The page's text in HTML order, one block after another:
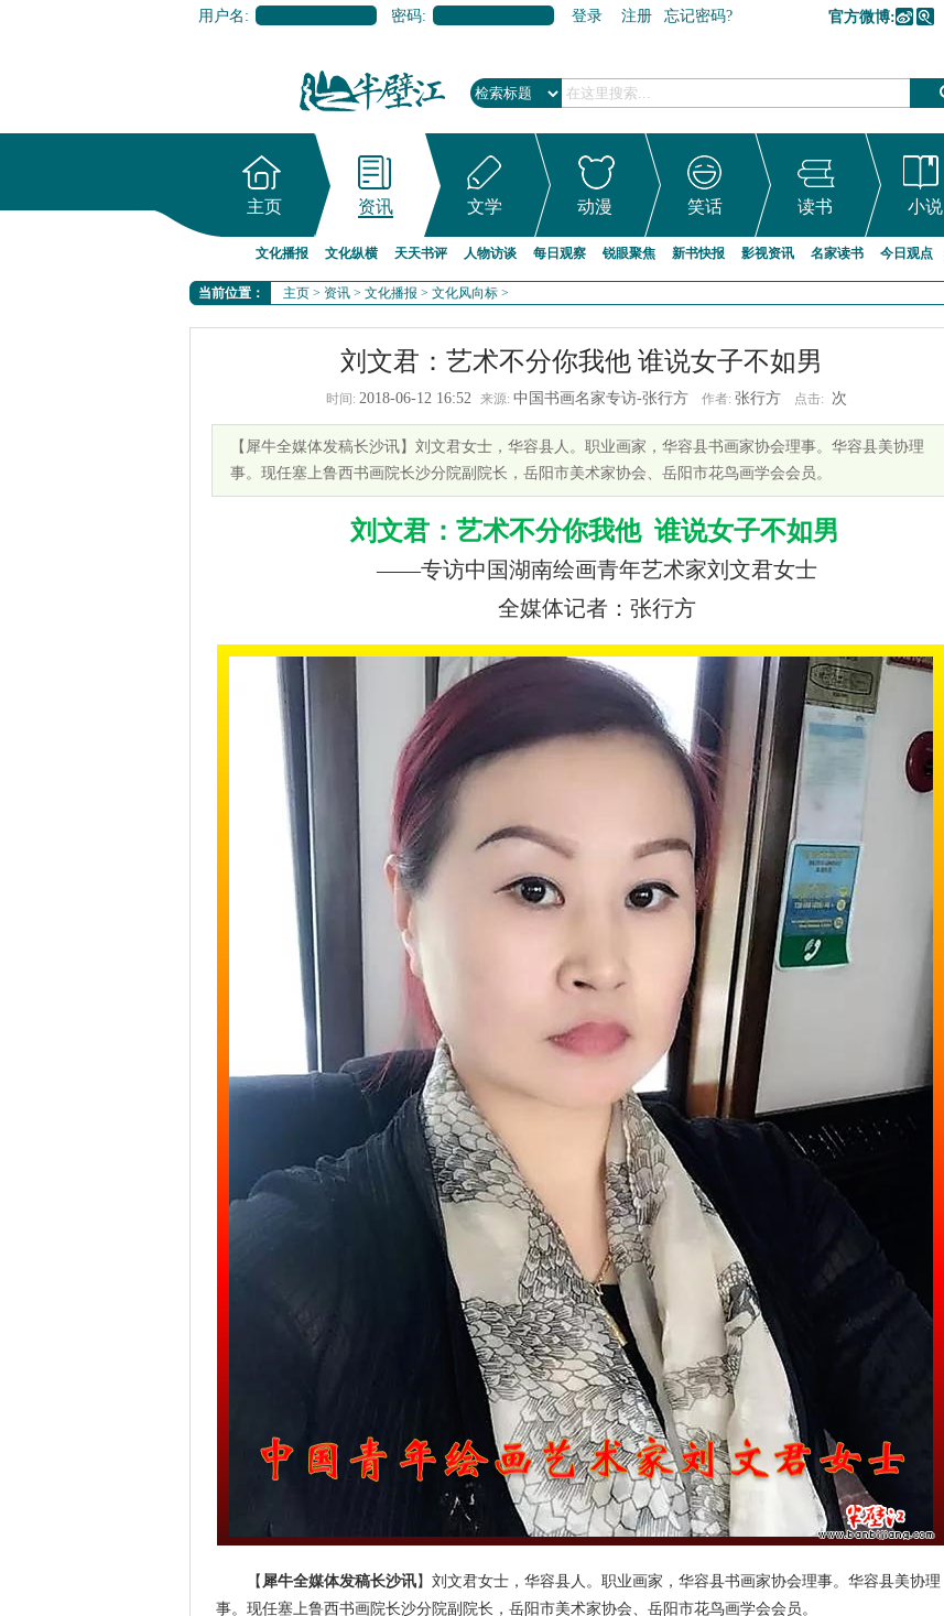
用户名: 密码: 登录 注册 忘记密码? 官方微博:
主页 资讯 文学 动漫 笑话 读书 小说
文化播报 文化纵横 天天书评 人物访谈 每日观察 锐眼聚焦 新书快报 影视资讯 名家读书 今日观点
当前位置： 主页 > 资讯 > 文化播报 > 文化风向标 >
刘文君：艺术不分你我他 谁说女子不如男
时间: 2018-06-12 16:52 来源: 中国书画名家专访-张行方 作者: 张行方 点击: 次
【犀牛全媒体发稿长沙讯】刘文君女士，华容县人。职业画家，华容县书画家协会理事。华容县美协理
事。现任塞上鲁西书画院长沙分院副院长，岳阳市美术家协会、岳阳市花鸟画学会会员。
刘文君：艺术不分你我他 谁说女子不如男
——专访中国湖南绘画青年艺术家刘文君女士
全媒体记者：张行方
【 犀牛全媒体发稿长沙讯】刘文君女士，华容县人 。职业画家，华容县书画家协会理事。华容县美协理
事。现任塞上鲁西书画院长沙分院副院长，岳阳市美术家协会、岳阳市花鸟画学会会员。